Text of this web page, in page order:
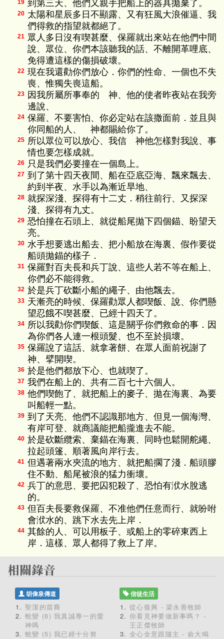
19 到第三天、他們又親手把船上的器具拋棄了。
20 太陽和星辰多日不顯露、又有狂風大浪催逼、我
們得救的指望就都絕了。
21 眾人多日沒有喫甚麼、保羅就出來站在他們中間
說、眾位、你們本該聽我的話、不離開革哩底、
免得遭這樣的傷損破壞。
22 現在我還勸你們放心．你們的性命、一個也不失
喪、惟獨失喪這船。
23
因我所屬所事奉的 神、他的使者昨夜站在我旁
邊說、
24 保羅、不要害怕、你必定站在該撒面前．並且與
你同船的人、 神都賜給你了。
25 所以眾位可以放心、我信 神他怎樣對我說、事
情也要怎樣成就。
26 只是我們必要撞在一個島上。
27 到了第十四天夜間、船在亞底亞海、飄來飄去、
約到半夜、水手以為漸近旱地、
28 就探深淺、探得有十二丈．稍往前行、又探深
淺、探得有九丈。
29 恐怕撞在石頭上、就從船尾拋下四個錨、盼望天
亮。
30 水手想要逃出船去、把小船放在海裏、假作要從
船頭拋錨的樣子．
31 保羅對百夫長和兵丁說、這些人若不等在船上、
你們必不能得救。
32 於是兵丁砍斷小船的繩子、由他飄去。
33 天漸亮的時候、保羅勸眾人都喫飯、說、你們懸
望忍餓不喫甚麼、已經十四天了。
34 所以我勸你們喫飯、這是關乎你們救命的事．因
為你們各人連一根頭髮、也不至於損壞。
35 保羅說了這話、就拿著餅、在眾人面前祝謝了
神、擘開喫。
36 於是他們都放下心、也就喫了。
37 我們在船上的、共有二百七十六個人。
38 他們喫飽了、就把船上的麥子、拋在海裏、為要
叫船輕一點。
39 到了天亮、他們不認識那地方、但見一個海灣、
有岸可登、就商議能把船攏進去不能。
40 於是砍斷纜索、棄錨在海裏、同時也鬆開舵繩、
拉起頭篷、順著風向岸行去。
41 但遇著兩水夾流的地方、就把船擱了淺．船頭膠
住不動、船尾被浪的猛力衝壞。
42 兵丁的意思、要把囚犯殺了、恐怕有洑水脫逃
的。
43 但百夫長要救保羅、不准他們任意而行、就吩咐
會洑水的、跳下水去先上岸．
44 其餘的人、可以用板子、或船上的零碎東西上
岸．這樣、眾人都得了救上了岸。
胡偉泉傳道
聖潔的苗裔
蛻變 (6) 我真誠專一的愛
神嗎
蛻變 (5) 我已經十分努
信徒生活
從心復興 - 梁永善牧師
你看見神要做新事嗎？ -
王正傑牧師
全心全意跟隨主 - 俞大鳴